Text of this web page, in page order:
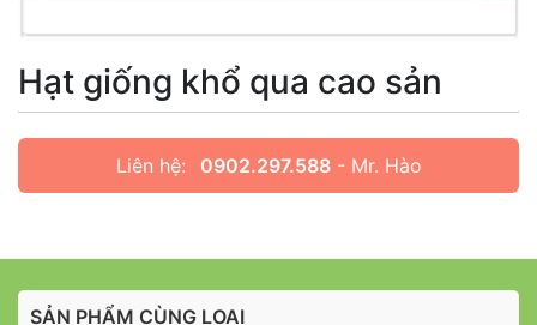
Hạt giống khổ qua cao sản
Liên hệ: 0902.297.588- Mr. Hào
SẢN PHẨM CÙNG LOẠI